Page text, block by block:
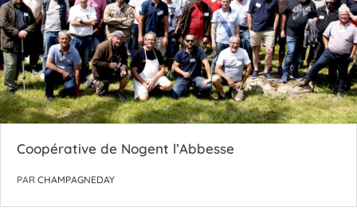
Coopérative de Nogent l’Abbesse
PAR CHAMPAGNEDAY